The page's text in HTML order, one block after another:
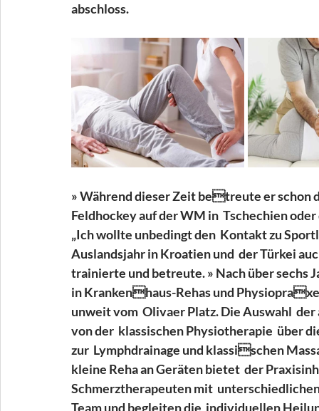
abschloss.
» Während dieser Zeit betreute er
Feldhockey auf der WM in  Tschechien
„Ich wollte unbedingt den  Kontakt zu
Auslandsjahr in Kroatien und  der Türkei
trainierte und betreute. » Nach über sechs
in Krankenhaus-Rehas und
unweit vom  Olivaer Platz. Die Auswahl
von der  klassischen Physiotherapie  über
zur  Lymphdrainage und klassischen
kleine Reha an Geräten bietet  der
Schmerztherapeuten mit
Team und begleiten die  individuellen